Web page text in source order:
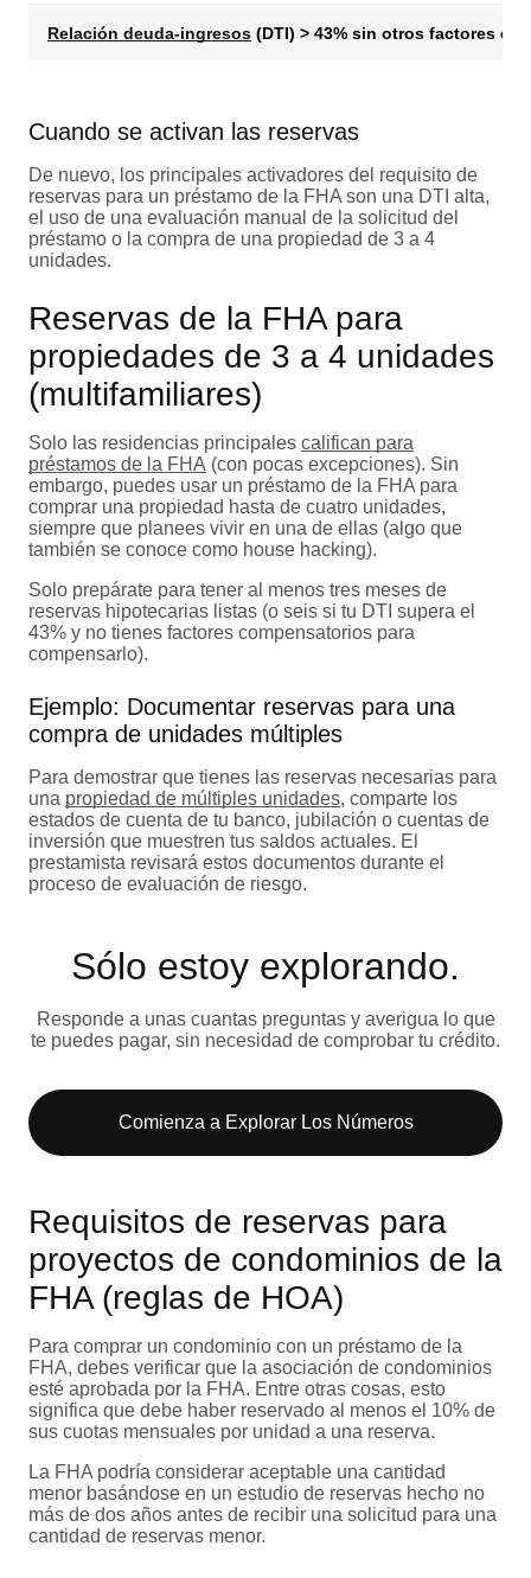
Relación deuda-ingresos (DTI) > 43% sin otros factores
Cuando se activan las reservas
De nuevo, los principales activadores del requisito de
reservas para un préstamo de la FHA son una DTI alta,
el uso de una evaluación manual de la solicitud del
préstamo o la compra de una propiedad de 3 a 4
unidades.
Reservas de la FHA para
propiedades de 3 a 4 unidades
(multifamiliares)
Solo las residencias principales califican para
préstamos de la FHA (con pocas excepciones). Sin
embargo, puedes usar un préstamo de la FHA para
comprar una propiedad hasta de cuatro unidades,
siempre que planees vivir en una de ellas (algo que
también se conoce como house hacking).
Solo prepárate para tener al menos tres meses de
reservas hipotecarias listas (o seis si tu DTI supera el
43% y no tienes factores compensatorios para
compensarlo).
Ejemplo: Documentar reservas para una
compra de unidades múltiples
Para demostrar que tienes las reservas necesarias para
una propiedad de múltiples unidades, comparte los
estados de cuenta de tu banco, jubilación o cuentas de
inversión que muestren tus saldos actuales. El
prestamista revisará estos documentos durante el
proceso de evaluación de riesgo.
Sólo estoy explorando​.
Responde a unas cuantas preguntas y averigua lo que
te puedes pagar, sin necesidad de comprobar tu crédito.
Comienza a Explorar Los Números​
Requisitos de reservas para
proyectos de condominios de la
FHA (reglas de HOA)
Para comprar un condominio con un préstamo de la
FHA, debes verificar que la asociación de condominios
esté aprobada por la FHA. Entre otras cosas, esto
significa que debe haber reservado al menos el 10% de
sus cuotas mensuales por unidad a una reserva.
La FHA podría considerar aceptable una cantidad
menor basándose en un estudio de reservas hecho no
más de dos años antes de recibir una solicitud para una
cantidad de reservas menor.